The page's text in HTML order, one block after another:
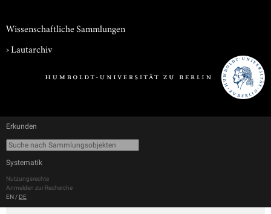
Wissenschaftliche Sammlungen
›Lautarchiv
Erkunden
Systematik
Nutzungsrechte
Anmelden zur Recherche
EN / DE